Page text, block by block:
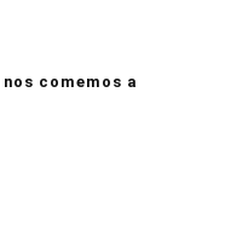
comemos a